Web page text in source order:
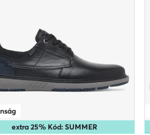
extra 25% Kód: SUMMER